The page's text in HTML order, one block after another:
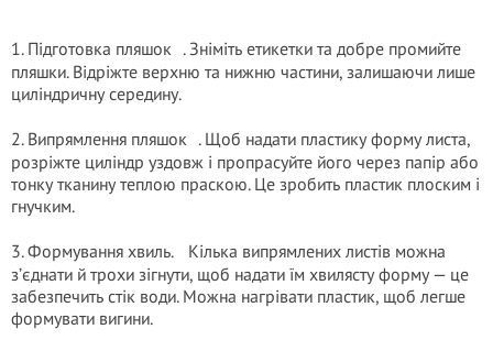
1. Підготовка пляшок . Зніміть етикетки та добре промийте
пляшки. Відріжте верхню та нижню частини, залишаючи лише
циліндричну середину.
2. Випрямлення пляшок . Щоб надати пластику форму листа,
розріжте циліндр уздовж і пропрасуйте його через папір або
тонку тканину теплою праскою. Це зробить пластик плоским і
гнучким.
3. Формування хвиль. Кілька випрямлених листів можна
з’єднати й трохи зігнути, щоб надати їм хвилясту форму — це
забезпечить стік води. Можна нагрівати пластик, щоб легше
формувати вигини.